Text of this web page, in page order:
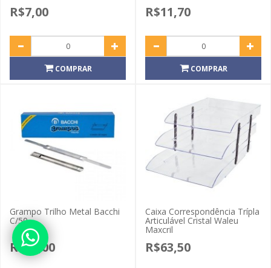
R$7,00
COMPRAR
R$11,70
COMPRAR
Grampo Trilho Metal Bacchi
C/50
R$31,00
Caixa Correspondência Trípla
Articulável Cristal Waleu
Maxcril
R$63,50